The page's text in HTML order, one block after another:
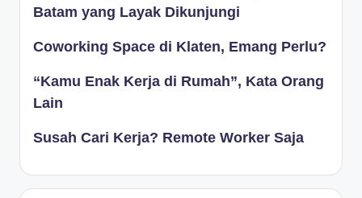
Batam yang Layak Dikunjungi
Coworking Space di Klaten, Emang Perlu?
“Kamu Enak Kerja di Rumah”, Kata Orang
Lain
Susah Cari Kerja? Remote Worker Saja